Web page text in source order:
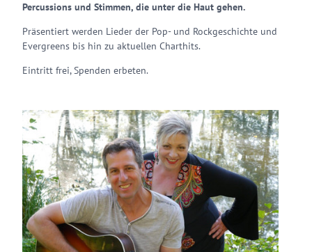
Percussions und Stimmen, die unter die Haut gehen.
Präsentiert werden Lieder der Pop- und Rockgeschichte und
Evergreens bis hin zu aktuellen Charthits.
Eintritt frei, Spenden erbeten.